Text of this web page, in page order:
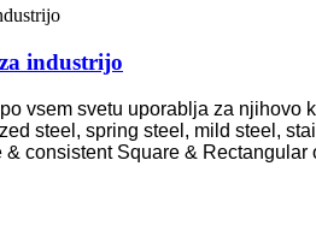
industrijo
vsem svetu uporablja za njihovo
steel, spring steel, mild steel,
consistent Square &